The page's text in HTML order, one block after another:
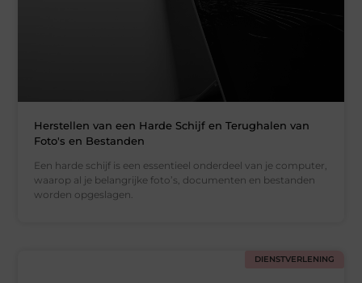
Herstellen van een Harde Schijf en Terughalen van
Foto's en Bestanden
Een harde schijf is een essentieel onderdeel van je computer,
waarop al je belangrijke foto’s, documenten en bestanden
worden opgeslagen.
DIENSTVERLENING